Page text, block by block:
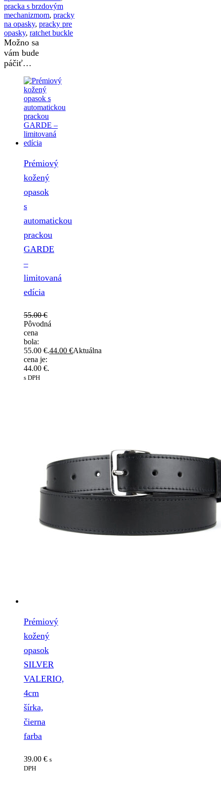
pracka s brzdovým
mechanizmom, pracky
na opasky, pracky pre
opasky, ratchet buckle
Možno sa
vám bude
páčiť…
Prémiový
kožený
opasok
s
automatickou
prackou
GARDE
–
limitovaná
edícia
55.00€
Pôvodná
cena
bola:
55.00 €.44.00 €Aktuálna
cena je:
44.00 €.
s DPH
Prémiový
kožený
opasok
SILVER
VALERIO,
4cm
šírka,
čierna
farba
39.00 € s
DPH